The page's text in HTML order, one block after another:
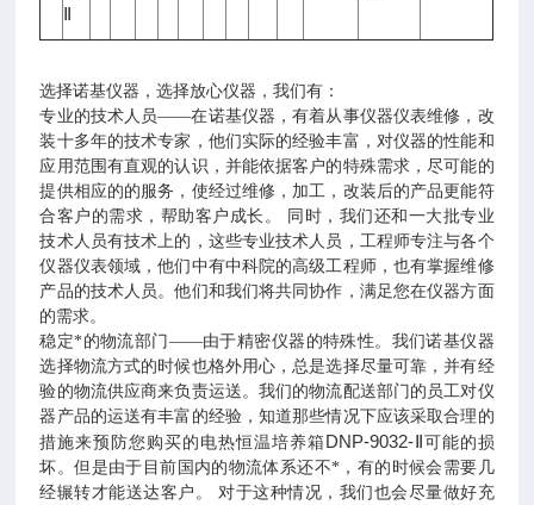
选择诺基仪器 ，选择放心仪器，我们有：
专业的技术人员——在诺基仪器 ，有着从事仪器仪表维修，改
装十多年的技术专家，他们实际的经验丰富，对仪器的性能和
应用范围有直观的认识，并能依据客户的特殊需求，尽可能的
提供相应的的服务，使经过维修，加工，改装后的产品更能符
合客户的需求，帮助客户成长。
同时，我们还和一大批专业
技术人员有技术上的，这些专业技术人员，工程师专注与各个
仪器仪表领域，他们中有中科院的高级工程师，也有掌握维修
产品的技术人员。他们和我们将共同协作，满足您在仪器方面
的需求。
稳定*的物流部门——由于精密仪器的特殊性。我们诺基仪器
选择物流方式的时候也格外用心，总是选择尽量可靠，并有经
验的物流供应商来负责运送。我们的物流配送部门的员工对仪
器产品的运送有丰富的经验，知道那些情况下应该采取合理的
措施来预防您购买的电热恒温培养箱DNP-9032-Ⅱ可能的损
坏。但是由于目前国内的物流体系还不*，有的时候会需要几
经辗转才能送达客户。
对于这种情况，我们也会尽量做好充